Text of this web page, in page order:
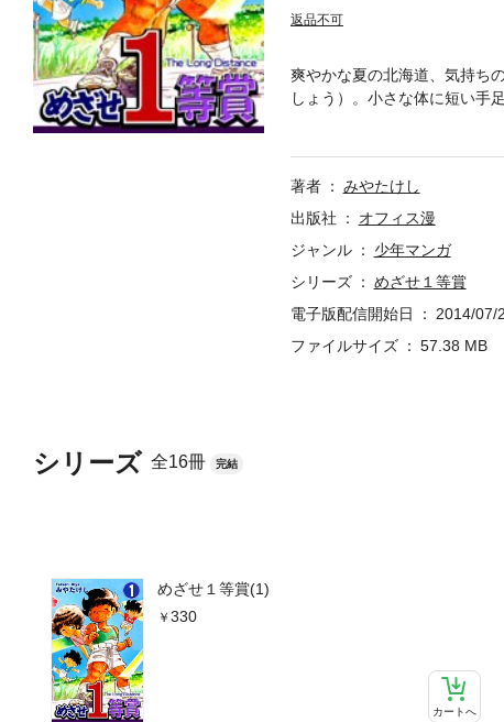
返品不可
シリーズ 全16冊 完結
めざせ１等賞(1)
330
カートへ
爽やかな夏の北海道、気持ち
しょう）。小さな体に短い手
ンで全力を出し切るという
涙が止まらない青春マラソン
著者
みやたけし
出版社
オフィス漫
ジャンル
少年マンガ
シリーズ
めざせ１等賞
電子版配信開始日
2014/07/
ファイルサイズ
57.38 MB